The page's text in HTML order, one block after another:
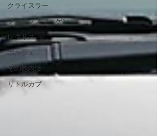
クライスラー
フォルクスワーゲン
レクサス
ポルシェ
その他内装
リトルカブ